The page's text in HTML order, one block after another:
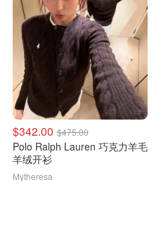
$342.00 $475.00
Polo Ralph Lauren 巧克力羊毛
羊绒开衫
Mytheresa